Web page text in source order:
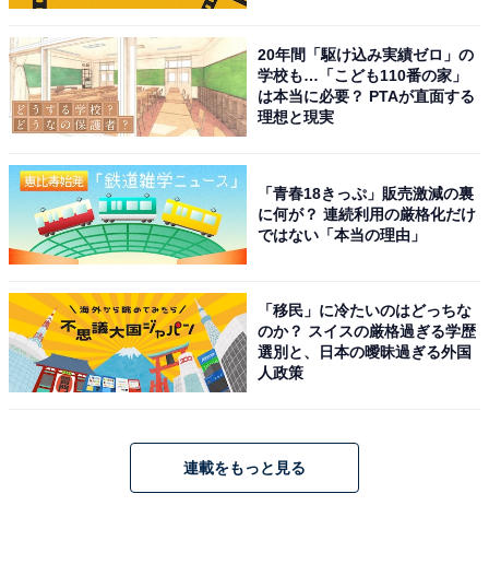
20年間「駆け込み実績ゼロ」の
学校も…「こども110番の家」
は本当に必要？ PTAが直面する
理想と現実
「青春18きっぷ」販売激減の裏
に何が？ 連続利用の厳格化だけ
ではない「本当の理由」
「移民」に冷たいのはどっちな
のか？ スイスの厳格過ぎる学歴
選別と、日本の曖昧過ぎる外国
人政策
連載をもっと見る